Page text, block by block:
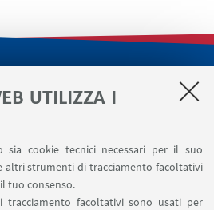
UTILIZZA I
sia cookie tecnici necessari per il suo
altri strumenti di tracciamento facoltativi
tuo consenso.
facoltativi sono usati per
un evento
Contatti